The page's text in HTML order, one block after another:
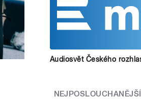
Audiosvět Českého
NEJPOSLOUCHANĚJŠÍ